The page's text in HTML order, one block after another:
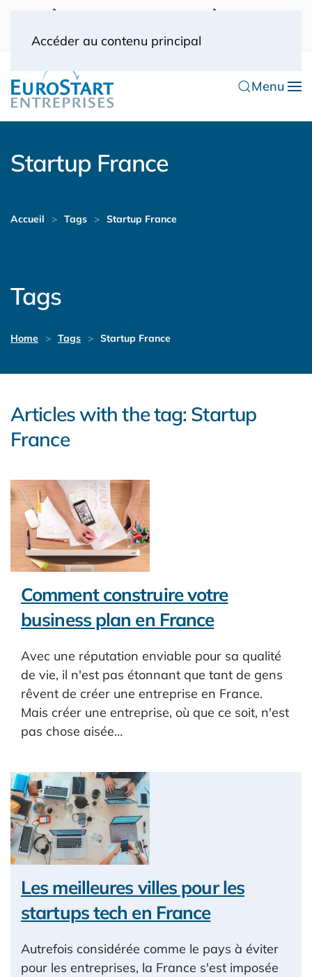
Accéder au contenu principal
(0) 1 53 57 49 10
0033 (0) 6 70 52 11 09
Menu
Startup France
Accueil Tags Startup France
Tags
Home Tags Startup France
Articles with the tag: Startup
France
Comment construire votre
business plan en France
Avec une réputation enviable pour sa qualité
de vie, il n'est pas étonnant que tant de gens
rêvent de créer une entreprise en France.
Mais créer une entreprise, où que ce soit, n'est
pas chose aisée…
Les meilleures villes pour les
startups tech en France
Autrefois considérée comme le pays à éviter
pour les entreprises, la France s'est imposée